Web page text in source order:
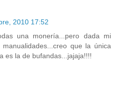
2010 17:52
una monería...pero dada mi
que la única
es la de bufandas...jajaja!!!!